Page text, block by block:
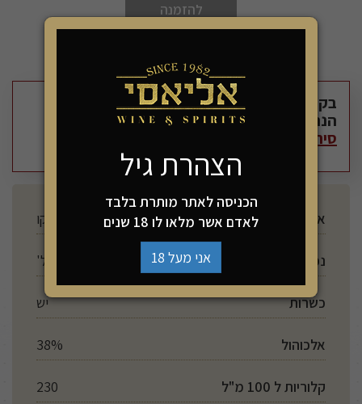
להזמנה
הנחה:
סירופ סאוור מיקס מונין 1 ליטר
ארץ ייצור מקסיקו
נפח
כשרות יש
אלכוהול 38%
קלוריות ל 100 מ"ל 230
הצהרת גיל
הכניסה לאתר מותרת בלבד
לאדם אשר מלאו לו 18 שנים
אני מעל 18